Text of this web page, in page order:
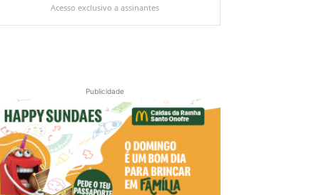
Acesso exclusivo a assinantes
Publicidade